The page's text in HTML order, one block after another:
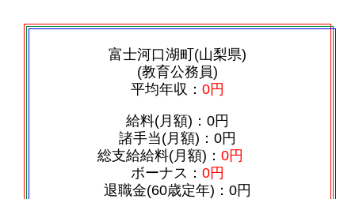
富士河口湖町(山梨県)
(教育公務員)
平均年収： 0円
給料(月額)：0円
諸手当(月額)：0円
総支給給料(月額)： 0円
ボーナス： 0円
退職金(60歳定年)：0円